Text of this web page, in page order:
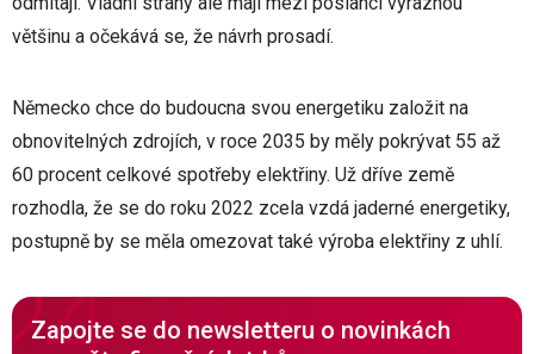
většinu a očekává se, že návrh prosadí.
Německo chce do budoucna svou energetiku založit na
obnovitelných zdrojích, v roce 2035 by měly pokrývat 55 až
60 procent celkové spotřeby elektřiny. Už dříve země
rozhodla, že se do roku 2022 zcela vzdá jaderné energetiky,
postupně by se měla omezovat také výroba elektřiny z uhlí.
Zapojte se do newsletteru o novinkách